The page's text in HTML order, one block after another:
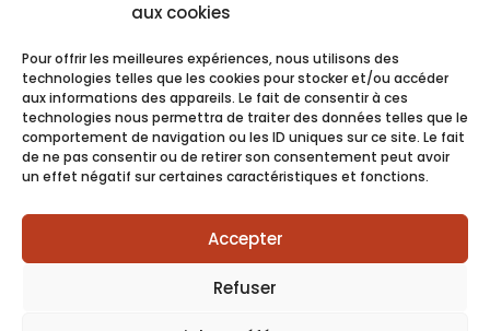
aux cookies
Pour offrir les meilleures expériences, nous utilisons des
technologies telles que les cookies pour stocker et/ou accéder
aux informations des appareils. Le fait de consentir à ces
technologies nous permettra de traiter des données telles que le
comportement de navigation ou les ID uniques sur ce site. Le fait
de ne pas consentir ou de retirer son consentement peut avoir
un effet négatif sur certaines caractéristiques et fonctions.
Accepter
Refuser
Métallerie second-œuvre
Métallerie industrie
Coquet 2022 -Mentions Légales- Conception
OC COM’UNIQUE